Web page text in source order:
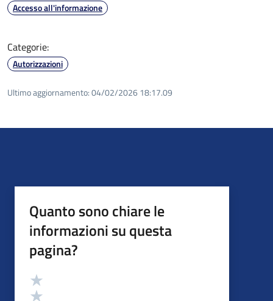
Accesso all'informazione
Categorie:
Autorizzazioni
Ultimo aggiornamento:04/02/2026 18:17.09
Quanto sono chiare le
informazioni su questa
pagina?
Valutazione